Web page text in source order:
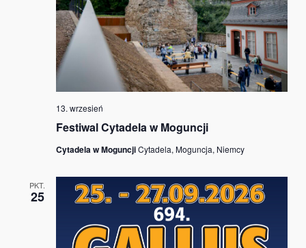
Festiwal Cytadela w Moguncji
13. wrzesień
Cytadela w MoguncjiCytadela, Moguncja, Niemcy
PKT.
25